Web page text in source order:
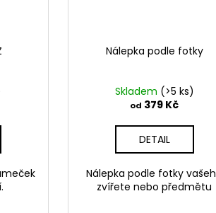
Nálepka podle fotky
Skladem (>5 ks)
od 379 Kč
DETAIL
Nálepka podle fotky
zvířete nebo předmětu